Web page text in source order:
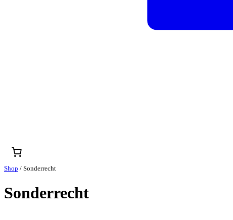
Shop / Sonderrecht
Sonderrecht